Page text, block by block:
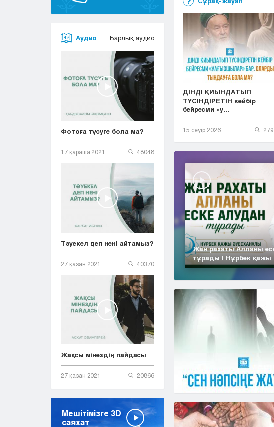
Аудио Барлық аудио
Фотоға түсуге бола ма?
17 қараша 2021 48048
Тәуекел деп нені айтамыз?
27 қазан 2021 40370
Жақсы мінездің пайдасы
27 қазан 2021 20866
Мешітімізге 3D
саяхат
ДІНДІ ҚИЫНДАТЫП
ТҮСІНДІРЕТІН кейбір
бейресми «у...
15 сәуір 2026
Жан рахаты Алланы
тұрады | Нұрбек қажы